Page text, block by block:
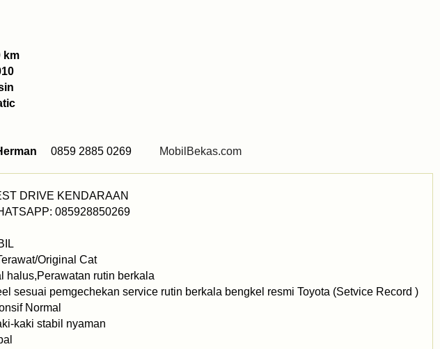
km
0859 2885 0269 MobilBekas.com
DRIVE KENDARAAN
085928850269
Original Cat
halus,Perawatan rutin berkala
sesuai pemgechekan service rutin berkala bengkel resmi Toyota (Setvice Record )
Normal
kaki stabil nyaman